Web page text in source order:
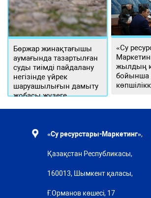
Бөржар жинақтағышы
аумағында тазартылған
суды тиімді пайдалану
негізінде үйрек
шаруашылығын дамыту
жобасы жүзеге
«Су
жылдың
бойынша
«Су ресурстары-Маркетинг»,
Қазақстан Республикасы,
160013, Шымкент қаласы,
Ғ.Орманов көшесі, 17